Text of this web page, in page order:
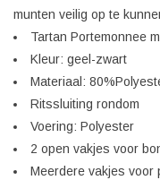
munten veilig op te
Tartan Portemonnee
Kleur: geel-zwart
Materiaal:
Ritssluiting rondom
Voering: Polyester
2 open vakjes voor
Meerdere vakjes voor